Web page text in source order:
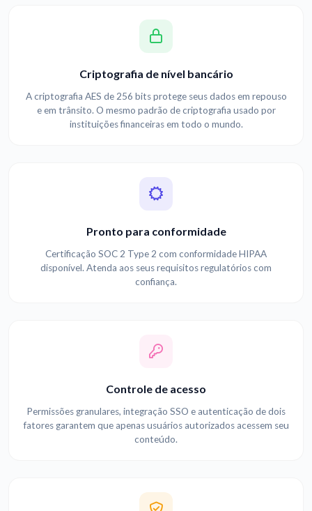
Criptografia de nível bancário
A criptografia AES de 256 bits protege seus dados em repouso
e em trânsito. O mesmo padrão de criptografia usado por
instituições financeiras em todo o mundo.
Pronto para conformidade
Certificação SOC 2 Type 2 com conformidade HIPAA
disponível. Atenda aos seus requisitos regulatórios com
confiança.
Controle de acesso
Permissões granulares, integração SSO e autenticação de dois
fatores garantem que apenas usuários autorizados acessem seu
conteúdo.